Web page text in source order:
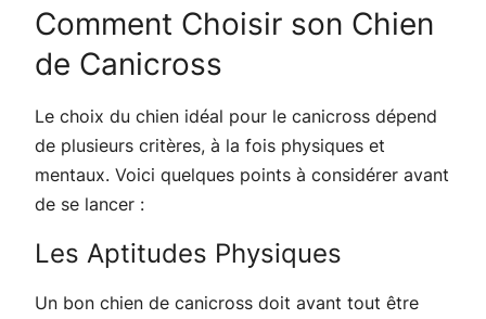
Comment Choisir son Chien
de Canicross
Le choix du chien idéal pour le canicross dépend
de plusieurs critères, à la fois physiques et
mentaux. Voici quelques points à considérer avant
de se lancer :
Les Aptitudes Physiques
Un bon chien de canicross doit avant tout être